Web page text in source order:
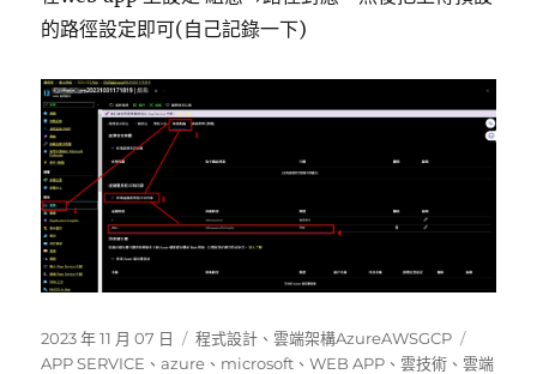
的路徑設定即可(自己記錄一下)
發
佈
2023 年 11 月 07 日
分
類
程式設計 、雲端架構AzureAWSGCP
籤
APP SERVICE 、azure 、 microsoft 、WEB APP 、雲技術 、雲端